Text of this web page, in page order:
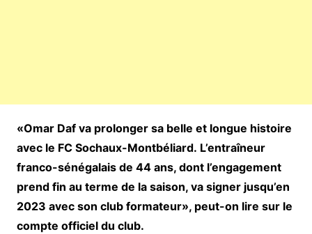
«Omar Daf va prolonger sa belle et longue histoire
avec le FC Sochaux-Montbéliard. L’entraîneur
franco-sénégalais de 44 ans, dont l’engagement
prend fin au terme de la saison, va signer jusqu’en
2023 avec son club formateur», peut-on lire sur le
compte officiel du club.